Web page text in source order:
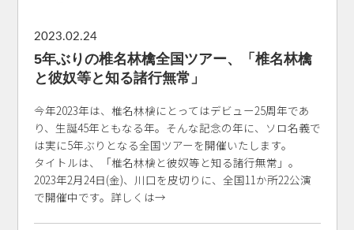
2023.02.24
5年ぶりの椎名林檎全国ツアー、「椎名林檎
と彼奴等と知る諸行無常」
今年2023年は、椎名林檎にとってはデビュー25周年であ
り、生誕45年ともなる年。そんな記念の年に、ソロ名義で
は実に5年ぶりとなる全国ツアーを開催いたします。
タイトルは、「椎名林檎と彼奴等と知る諸行無常」。
2023年2月24日(金)、川口を皮切りに、全国11か所22公演
で開催中です。詳しくは→